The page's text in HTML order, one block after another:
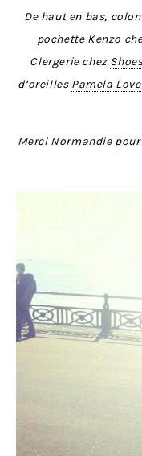
De haut en bas,
pochette Kenzo
Clergerie chez
d’oreilles Pamela Love
Merci Normandie